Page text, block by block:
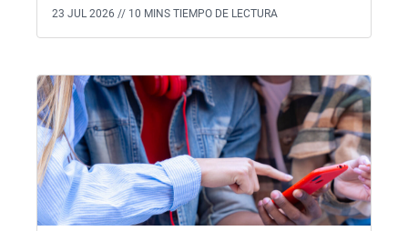
23 JUL 2026 // 10 MINS TIEMPO DE LECTURA